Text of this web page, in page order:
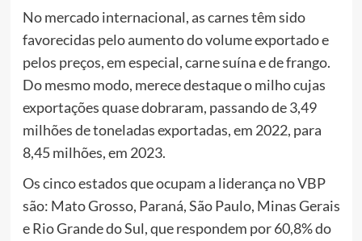
No mercado internacional, as carnes têm sido
favorecidas pelo aumento do volume exportado e
pelos preços, em especial, carne suína e de frango.
Do mesmo modo, merece destaque o milho cujas
exportações quase dobraram, passando de 3,49
milhões de toneladas exportadas, em 2022, para
8,45 milhões, em 2023.
Os cinco estados que ocupam a liderança no VBP
são: Mato Grosso, Paraná, São Paulo, Minas Gerais
e Rio Grande do Sul, que respondem por 60,8% do